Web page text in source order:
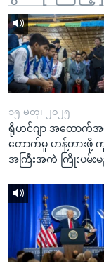
ရန်
နေရာ
သို့
ကျော်
ရန်
၁၅ မတ္၊ ၂၀၂၅
ရိုဟင်ဂျာ အထောက်အ
တောက်မှု ဟန့်တားဖို့
အကြီးအကဲ ကြိုးပမ်း